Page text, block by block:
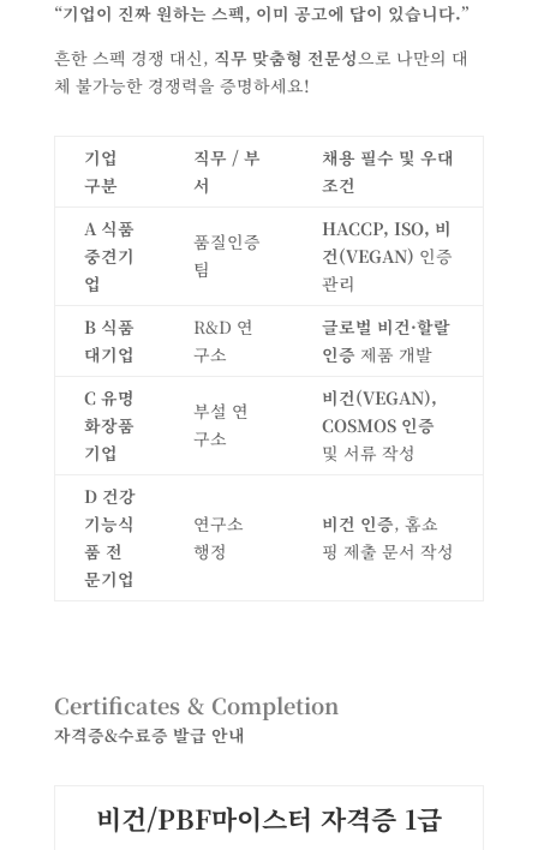
“기업이 진짜 원하는스펙, 이미 공고에 답이 있습니다.”
흔한 스펙 경쟁 대신, 직무 맞춤형 전문성으로 나만의 대
체 불가능한 경쟁력을 증명하세요!
기업
구분
직무 / 부
서
채용 필수 및 우대
조건
A 식품
중견기
업
품질인증
팀
HACCP, ISO, 비
건(VEGAN) 인증
관리
B 식품
대기업
R&D 연
구소
글로벌 비건·할랄
인증 제품 개발
C 유명
화장품
기업
부설 연
구소
비건(VEGAN),
COSMOS 인증
및 서류 작성
D 건강
기능식
품 전
문기업
연구소
행정
비건 인증, 홈쇼
핑 제출 문서 작성
Certificates & Completion
자격증&수료증 발급 안내
비건/PBF마이스터 자격증 1급